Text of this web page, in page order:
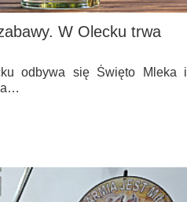
W Olecku trwa
odbywa się Święto Mleka i